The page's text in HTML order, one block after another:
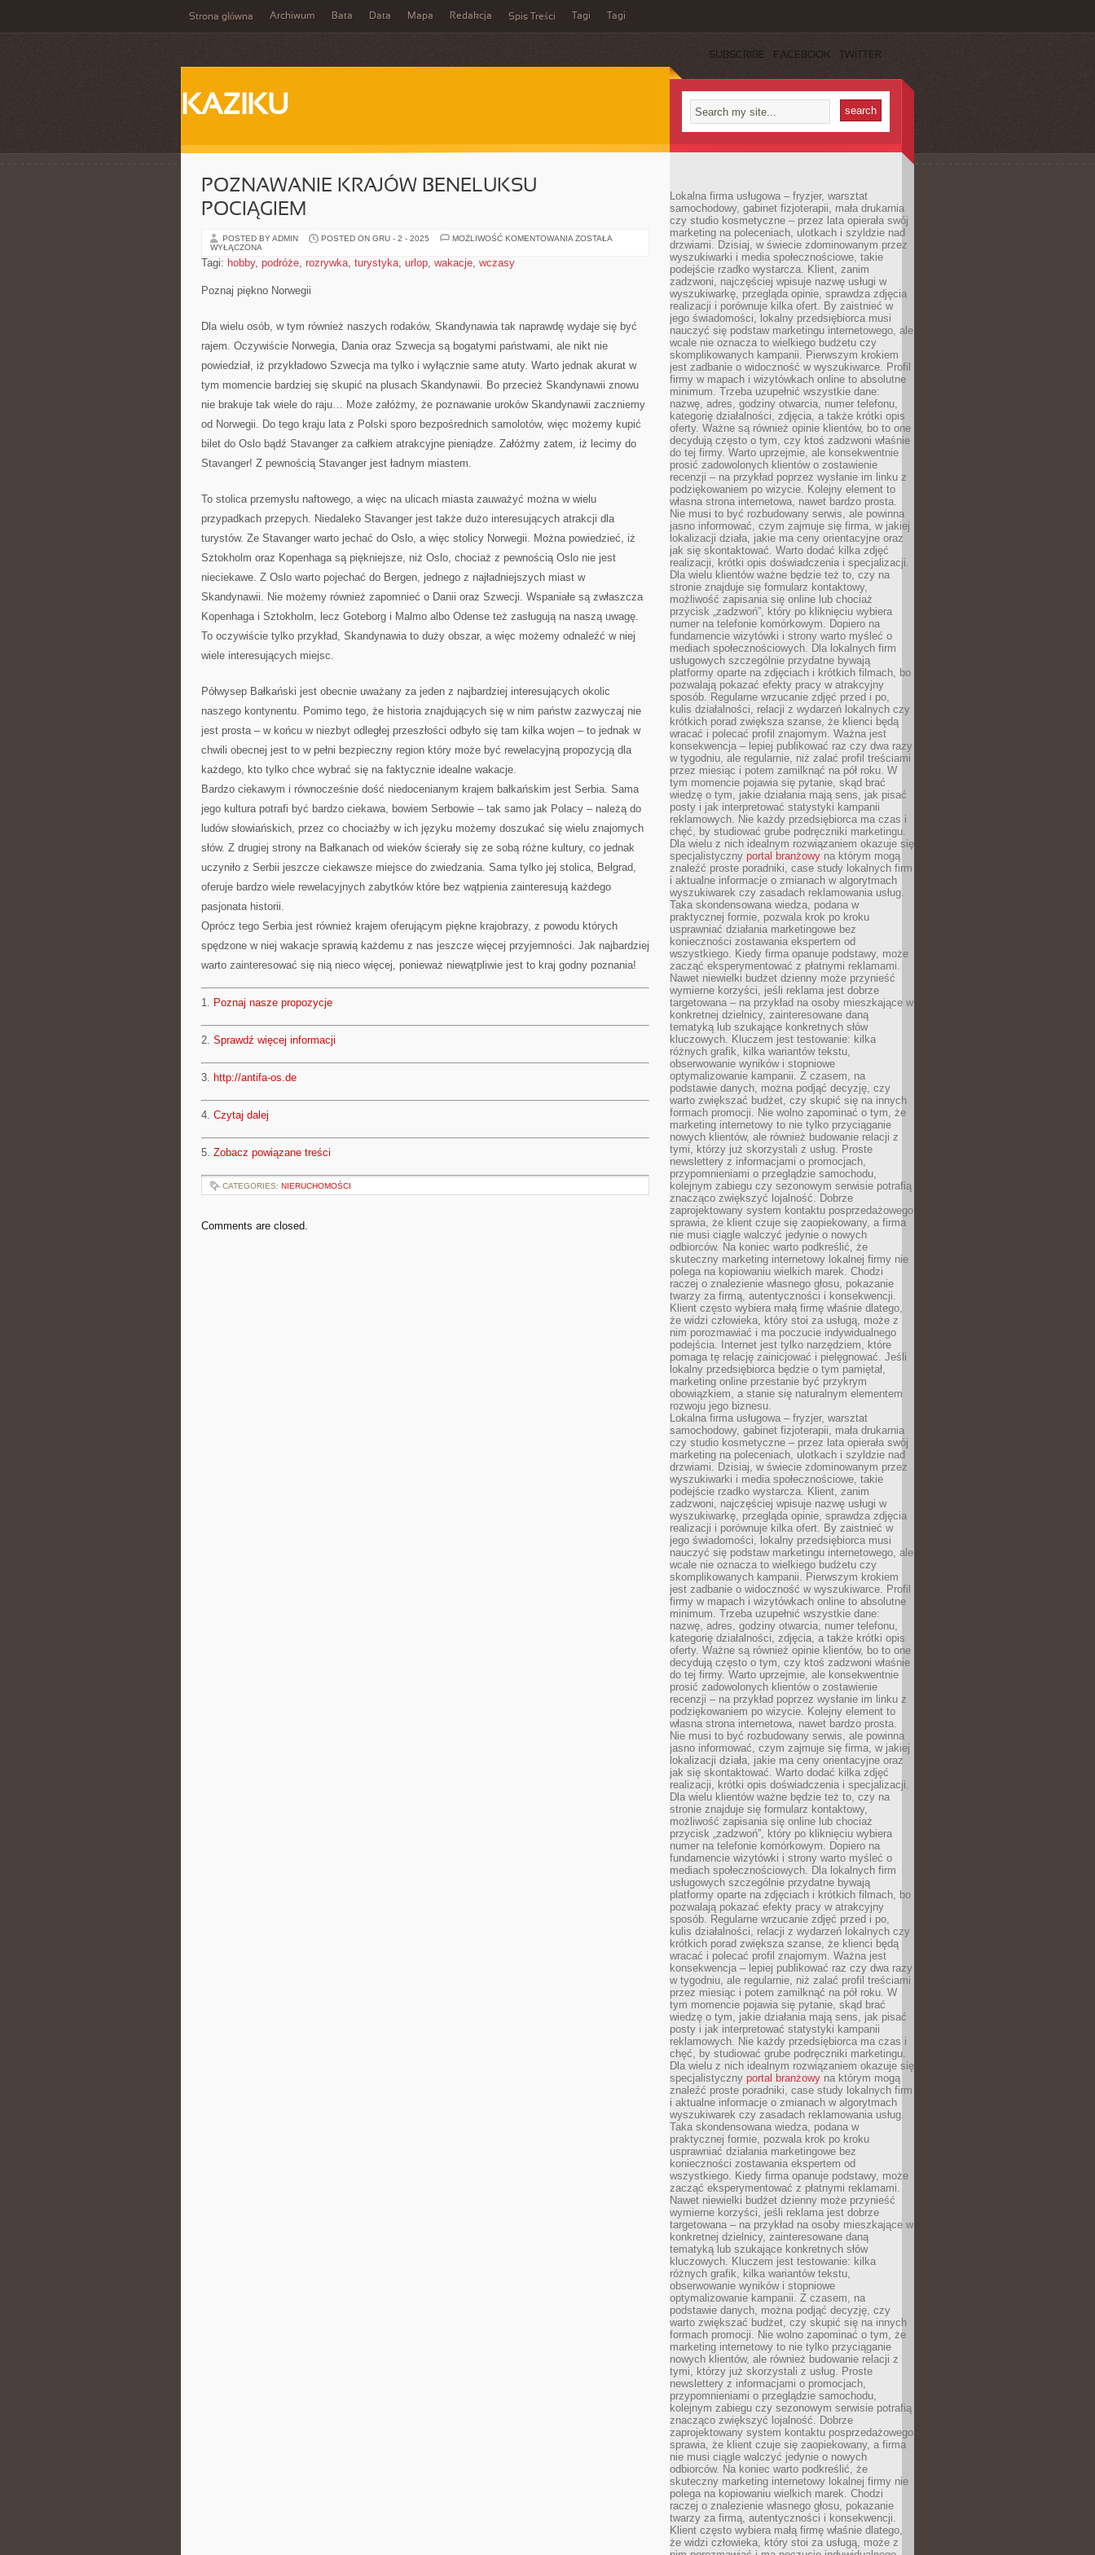
Strona główna Archiwum Bata Data Mapa Redakcja Spis Treści Tagi Tagi
SUBSCRIBE FACEBOOK TWITTER
KAZIKU
POZNAWANIE KRAJÓW BENELUKSU –
POCIĄGIEM
POSTED BY ADMIN POSTED ON GRU - 2 - 2025 MOŻLIWOŚĆ KOMENTOWANIA POZNAWANIE
ZOSTAŁA
WYŁĄCZONA
Tagi: hobby, podróże, rozrywka, turystyka, urlop, wakacje, wczasy
Poznaj piękno Norwegii
Dla wielu osób, w tym również naszych rodaków, Skandynawia tak naprawdę wydaje się być
rajem. Oczywiście Norwegia, Dania oraz Szwecja są bogatymi państwami, ale nikt nie
powiedział, iż przykładowo Szwecja ma tylko i wyłącznie same atuty. Warto jednak akurat w
tym momencie bardziej się skupić na plusach Skandynawii. Bo przecież Skandynawii znowu
nie brakuje tak wiele do raju… Może załóżmy, że poznawanie uroków Skandynawii zaczniemy
od Norwegii. Do tego kraju lata z Polski sporo bezpośrednich samolotów, więc możemy kupić
bilet do Oslo bądź Stavanger za całkiem atrakcyjne pieniądze. Załóżmy zatem, iż lecimy do
Stavanger! Z pewnością Stavanger jest ładnym miastem.
To stolica przemysłu naftowego, a więc na ulicach miasta zauważyć można w wielu
przypadkach przepych. Niedaleko Stavanger jest także dużo interesujących atrakcji dla
turystów. Ze Stavanger warto jechać do Oslo, a więc stolicy Norwegii. Można powiedzieć, iż
Sztokholm oraz Kopenhaga są piękniejsze, niż Oslo, chociaż z pewnością Oslo nie jest
nieciekawe. Z Oslo warto pojechać do Bergen, jednego z najładniejszych miast w
Skandynawii. Nie możemy również zapomnieć o Danii oraz Szwecji. Wspaniałe są zwłaszcza
Kopenhaga i Sztokholm, lecz Goteborg i Malmo albo Odense też zasługują na naszą uwagę.
To oczywiście tylko przykład, Skandynawia to duży obszar, a więc możemy odnaleźć w niej
wiele interesujących miejsc.
Półwysep Bałkański jest obecnie uważany za jeden z najbardziej interesujących okolic
naszego kontynentu. Pomimo tego, że historia znajdujących się w nim państw zazwyczaj nie
jest prosta – w końcu w niezbyt odległej przeszłości odbyło się tam kilka wojen – to jednak w
chwili obecnej jest to w pełni bezpieczny region który może być rewelacyjną propozycją dla
każdego, kto tylko chce wybrać się na faktycznie idealne wakacje.
Bardzo ciekawym i równocześnie dość niedocenianym krajem bałkańskim jest Serbia. Sama
jego kultura potrafi być bardzo ciekawa, bowiem Serbowie – tak samo jak Polacy – należą do
ludów słowiańskich, przez co chociażby w ich języku możemy doszukać się wielu znajomych
słów. Z drugiej strony na Bałkanach od wieków ścierały się ze sobą różne kultury, co jednak
uczyniło z Serbii jeszcze ciekawsze miejsce do zwiedzania. Sama tylko jej stolica, Belgrad,
oferuje bardzo wiele rewelacyjnych zabytków które bez wątpienia zainteresują każdego
pasjonata historii.
Oprócz tego Serbia jest również krajem oferującym piękne krajobrazy, z powodu których
spędzone w niej wakacje sprawią każdemu z nas jeszcze więcej przyjemności. Jak najbardziej
warto zainteresować się nią nieco więcej, ponieważ niewątpliwie jest to kraj godny poznania!
1. Poznaj nasze propozycje
2. Sprawdź więcej informacji
3. http://antifa-os.de
4. Czytaj dalej
5. Zobacz powiązane treści
CATEGORIES: NIERUCHOMOŚCI
Comments are closed.
Lokalna firma usługowa – fryzjer, warsztat
samochodowy, gabinet fizjoterapii, mała drukarnia
czy studio kosmetyczne – przez lata opierała swój
marketing na poleceniach, ulotkach i szyldzie nad
drzwiami. Dzisiaj, w świecie zdominowanym przez
wyszukiwarki i media społecznościowe, takie
podejście rzadko wystarcza. Klient, zanim
zadzwoni, najczęściej wpisuje nazwę usługi w
wyszukiwarkę, przegląda opinie, sprawdza zdjęcia
realizacji i porównuje kilka ofert. By zaistnieć w
jego świadomości, lokalny przedsiębiorca musi
nauczyć się podstaw marketingu internetowego, ale
wcale nie oznacza to wielkiego budżetu czy
skomplikowanych kampanii. Pierwszym krokiem
jest zadbanie o widoczność w wyszukiwarce. Profil
firmy w mapach i wizytówkach online to absolutne
minimum. Trzeba uzupełnić wszystkie dane:
nazwę, adres, godziny otwarcia, numer telefonu,
kategorię działalności, zdjęcia, a także krótki opis
oferty. Ważne są również opinie klientów, bo to one
decydują często o tym, czy ktoś zadzwoni właśnie
do tej firmy. Warto uprzejmie, ale konsekwentnie
prosić zadowolonych klientów o zostawienie
recenzji – na przykład poprzez wysłanie im linku z
podziękowaniem po wizycie. Kolejny element to
własna strona internetowa, nawet bardzo prosta.
Nie musi to być rozbudowany serwis, ale powinna
jasno informować, czym zajmuje się firma, w jakiej
lokalizacji działa, jakie ma ceny orientacyjne oraz
jak się skontaktować. Warto dodać kilka zdjęć
realizacji, krótki opis doświadczenia i specjalizacji.
Dla wielu klientów ważne będzie też to, czy na
stronie znajduje się formularz kontaktowy,
możliwość zapisania się online lub chociaż
przycisk „zadzwoń”, który po kliknięciu wybiera
numer na telefonie komórkowym. Dopiero na
fundamencie wizytówki i strony warto myśleć o
mediach społecznościowych. Dla lokalnych firm
usługowych szczególnie przydatne bywają
platformy oparte na zdjęciach i krótkich filmach, bo
pozwalają pokazać efekty pracy w atrakcyjny
sposób. Regularne wrzucanie zdjęć przed i po,
kulis działalności, relacji z wydarzeń lokalnych czy
krótkich porad zwiększa szanse, że klienci będą
wracać i polecać profil znajomym. Ważna jest
konsekwencja – lepiej publikować raz czy dwa razy
w tygodniu, ale regularnie, niż zalać profil treściami
przez miesiąc i potem zamilknąć na pół roku. W
tym momencie pojawia się pytanie, skąd brać
wiedzę o tym, jakie działania mają sens, jak pisać
posty i jak interpretować statystyki kampanii
reklamowych. Nie każdy przedsiębiorca ma czas i
chęć, by studiować grube podręczniki marketingu.
Dla wielu z nich idealnym rozwiązaniem okazuje się
specjalistyczny portal branżowy na którym mogą
znaleźć proste poradniki, case study lokalnych firm
i aktualne informacje o zmianach w algorytmach
wyszukiwarek czy zasadach reklamowania usług.
Taka skondensowana wiedza, podana w
praktycznej formie, pozwala krok po kroku
usprawniać działania marketingowe bez
konieczności zostawania ekspertem od
wszystkiego. Kiedy firma opanuje podstawy, może
zacząć eksperymentować z płatnymi reklamami.
Nawet niewielki budżet dzienny może przynieść
wymierne korzyści, jeśli reklama jest dobrze
targetowana – na przykład na osoby mieszkające w
konkretnej dzielnicy, zainteresowane daną
tematyką lub szukające konkretnych słów
kluczowych. Kluczem jest testowanie: kilka
różnych grafik, kilka wariantów tekstu,
obserwowanie wyników i stopniowe
optymalizowanie kampanii. Z czasem, na
podstawie danych, można podjąć decyzję, czy
warto zwiększać budżet, czy skupić się na innych
formach promocji. Nie wolno zapominać o tym, że
marketing internetowy to nie tylko przyciąganie
nowych klientów, ale również budowanie relacji z
tymi, którzy już skorzystali z usług. Proste
newslettery z informacjami o promocjach,
przypomnieniami o przeglądzie samochodu,
kolejnym zabiegu czy sezonowym serwisie potrafią
znacząco zwiększyć lojalność. Dobrze
zaprojektowany system kontaktu posprzedażowego
sprawia, że klient czuje się zaopiekowany, a firma
nie musi ciągle walczyć jedynie o nowych
odbiorców. Na koniec warto podkreślić, że
skuteczny marketing internetowy lokalnej firmy nie
polega na kopiowaniu wielkich marek. Chodzi
raczej o znalezienie własnego głosu, pokazanie
twarzy za firmą, autentyczności i konsekwencji.
Klient często wybiera małą firmę właśnie dlatego,
że widzi człowieka, który stoi za usługą, może z
nim porozmawiać i ma poczucie indywidualnego
podejścia. Internet jest tylko narzędziem, które
pomaga tę relację zainicjować i pielęgnować. Jeśli
lokalny przedsiębiorca będzie o tym pamiętał,
marketing online przestanie być przykrym
obowiązkiem, a stanie się naturalnym elementem
rozwoju jego biznesu.
Lokalna firma usługowa – fryzjer, warsztat
samochodowy, gabinet fizjoterapii, mała drukarnia
czy studio kosmetyczne – przez lata opierała swój
marketing na poleceniach, ulotkach i szyldzie nad
drzwiami. Dzisiaj, w świecie zdominowanym przez
wyszukiwarki i media społecznościowe, takie
podejście rzadko wystarcza. Klient, zanim
zadzwoni, najczęściej wpisuje nazwę usługi w
wyszukiwarkę, przegląda opinie, sprawdza zdjęcia
realizacji i porównuje kilka ofert. By zaistnieć w
jego świadomości, lokalny przedsiębiorca musi
nauczyć się podstaw marketingu internetowego, ale
wcale nie oznacza to wielkiego budżetu czy
skomplikowanych kampanii. Pierwszym krokiem
jest zadbanie o widoczność w wyszukiwarce. Profil
firmy w mapach i wizytówkach online to absolutne
minimum. Trzeba uzupełnić wszystkie dane:
nazwę, adres, godziny otwarcia, numer telefonu,
kategorię działalności, zdjęcia, a także krótki opis
oferty. Ważne są również opinie klientów, bo to one
decydują często o tym, czy ktoś zadzwoni właśnie
do tej firmy. Warto uprzejmie, ale konsekwentnie
prosić zadowolonych klientów o zostawienie
recenzji – na przykład poprzez wysłanie im linku z
podziękowaniem po wizycie. Kolejny element to
własna strona internetowa, nawet bardzo prosta.
Nie musi to być rozbudowany serwis, ale powinna
jasno informować, czym zajmuje się firma, w jakiej
lokalizacji działa, jakie ma ceny orientacyjne oraz
jak się skontaktować. Warto dodać kilka zdjęć
realizacji, krótki opis doświadczenia i specjalizacji.
Dla wielu klientów ważne będzie też to, czy na
stronie znajduje się formularz kontaktowy,
możliwość zapisania się online lub chociaż
przycisk „zadzwoń”, który po kliknięciu wybiera
numer na telefonie komórkowym. Dopiero na
fundamencie wizytówki i strony warto myśleć o
mediach społecznościowych. Dla lokalnych firm
usługowych szczególnie przydatne bywają
platformy oparte na zdjęciach i krótkich filmach, bo
pozwalają pokazać efekty pracy w atrakcyjny
sposób. Regularne wrzucanie zdjęć przed i po,
kulis działalności, relacji z wydarzeń lokalnych czy
krótkich porad zwiększa szanse, że klienci będą
wracać i polecać profil znajomym. Ważna jest
konsekwencja – lepiej publikować raz czy dwa razy
w tygodniu, ale regularnie, niż zalać profil treściami
przez miesiąc i potem zamilknąć na pół roku. W
tym momencie pojawia się pytanie, skąd brać
wiedzę o tym, jakie działania mają sens, jak pisać
posty i jak interpretować statystyki kampanii
reklamowych. Nie każdy przedsiębiorca ma czas i
chęć, by studiować grube podręczniki marketingu.
Dla wielu z nich idealnym rozwiązaniem okazuje się
specjalistyczny portal branżowy na którym mogą
znaleźć proste poradniki, case study lokalnych firm
i aktualne informacje o zmianach w algorytmach
wyszukiwarek czy zasadach reklamowania usług.
Taka skondensowana wiedza, podana w
praktycznej formie, pozwala krok po kroku
usprawniać działania marketingowe bez
konieczności zostawania ekspertem od
wszystkiego. Kiedy firma opanuje podstawy, może
zacząć eksperymentować z płatnymi reklamami.
Nawet niewielki budżet dzienny może przynieść
wymierne korzyści, jeśli reklama jest dobrze
targetowana – na przykład na osoby mieszkające w
konkretnej dzielnicy, zainteresowane daną
tematyką lub szukające konkretnych słów
kluczowych. Kluczem jest testowanie: kilka
różnych grafik, kilka wariantów tekstu,
obserwowanie wyników i stopniowe
optymalizowanie kampanii. Z czasem, na
podstawie danych, można podjąć decyzję, czy
warto zwiększać budżet, czy skupić się na innych
formach promocji. Nie wolno zapominać o tym, że
marketing internetowy to nie tylko przyciąganie
nowych klientów, ale również budowanie relacji z
tymi, którzy już skorzystali z usług. Proste
newslettery z informacjami o promocjach,
przypomnieniami o przeglądzie samochodu,
kolejnym zabiegu czy sezonowym serwisie potrafią
znacząco zwiększyć lojalność. Dobrze
zaprojektowany system kontaktu posprzedażowego
sprawia, że klient czuje się zaopiekowany, a firma
nie musi ciągle walczyć jedynie o nowych
odbiorców. Na koniec warto podkreślić, że
skuteczny marketing internetowy lokalnej firmy nie
polega na kopiowaniu wielkich marek. Chodzi
raczej o znalezienie własnego głosu, pokazanie
twarzy za firmą, autentyczności i konsekwencji.
Klient często wybiera małą firmę właśnie dlatego,
że widzi człowieka, który stoi za usługą, może z